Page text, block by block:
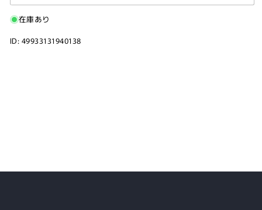
在庫あり
ID: 49933131940138